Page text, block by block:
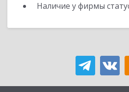
Наличие у фирмы